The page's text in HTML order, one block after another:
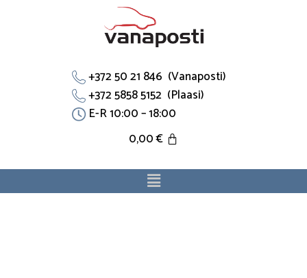
+372 50 21 846 (Vanaposti)
+372 5858 5152 (Plaasi)
E-R 10:00 – 18:00
0,00€
Menu